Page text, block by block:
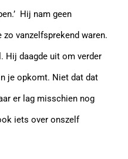
Hij nam geen
vanzelfsprekend waren.
Hij daagde uit om verder
je opkomt. Niet dat dat
er lag misschien nog
iets over onszelf